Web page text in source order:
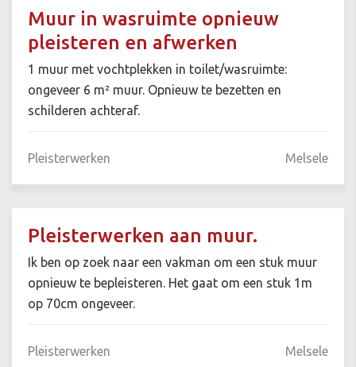
Muur in wasruimte opnieuw
pleisteren en afwerken
1 muur met vochtplekken in toilet/wasruimte:
ongeveer 6 m² muur. Opnieuw te bezetten en
schilderen achteraf.
Pleisterwerken Melsele
Pleisterwerken aan muur.
Ik ben op zoek naar een vakman om een stuk muur
opnieuw te bepleisteren. Het gaat om een stuk 1m
op 70cm ongeveer.
Pleisterwerken Melsele